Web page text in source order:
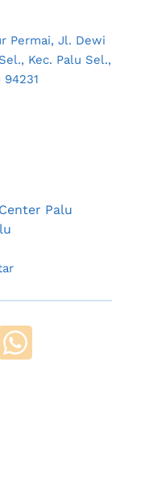
Permai, Jl. Dewi
Kec. Palu Sel.,
94231
Palu